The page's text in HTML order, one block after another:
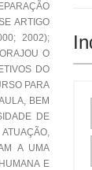
ARTIGO
2002);
O
DO
PARA
BEM
DE
A UMA
E